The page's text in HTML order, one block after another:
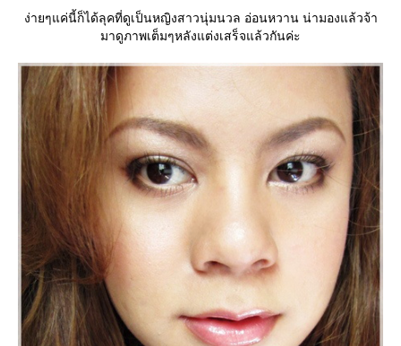
ง่ายๆแค่นี้ก็ได้ลุคที่ดูเป็นหญิงสาวนุ่มนวล อ่อนหวาน น่ามองแล้วจ้า
มาดูภาพเต็มๆหลังแต่งเสร็จแล้วกันค่ะ